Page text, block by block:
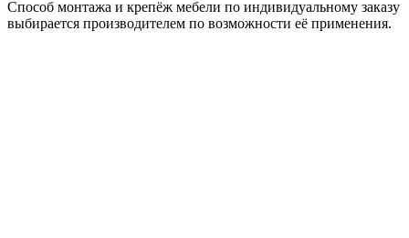
Способ монтажа и крепёж мебели по индивидуальному заказу
выбирается производителем по возможности её применения.